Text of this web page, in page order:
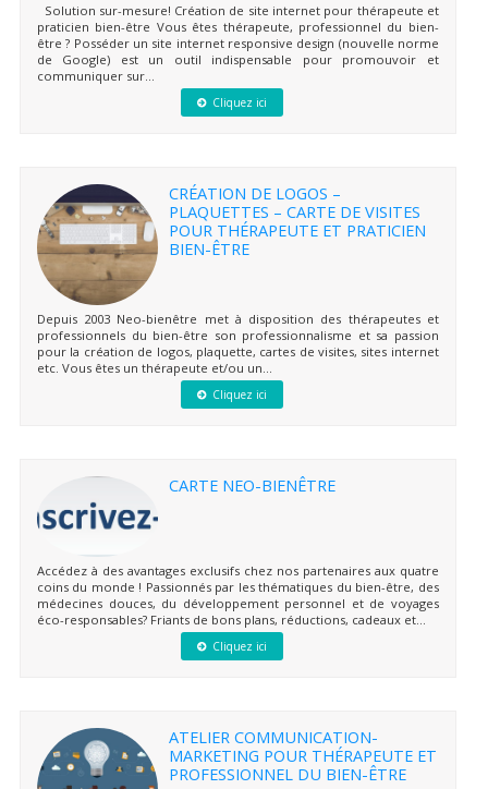
Solution sur-mesure! Création de site internet pour thérapeute et
praticien bien-être Vous êtes thérapeute, professionnel du bien-
être ? Posséder un site internet responsive design (nouvelle norme
de Google) est un outil indispensable pour promouvoir et
communiquer sur...
Cliquez ici
CRÉATION DE LOGOS –
PLAQUETTES – CARTE DE VISITES
POUR THÉRAPEUTE ET PRATICIEN
BIEN-ÊTRE
Depuis 2003 Neo-bienêtre met à disposition des thérapeutes et
professionnels du bien-être son professionnalisme et sa passion
pour la création de logos, plaquette, cartes de visites, sites internet
etc. Vous êtes un thérapeute et/ou un...
Cliquez ici
CARTE NEO-BIENÊTRE
Accédez à des avantages exclusifs chez nos partenaires aux quatre
coins du monde ! Passionnés par les thématiques du bien-être, des
médecines douces, du développement personnel et de voyages
éco-responsables? Friants de bons plans, réductions, cadeaux et...
Cliquez ici
ATELIER COMMUNICATION-
MARKETING POUR THÉRAPEUTE ET
PROFESSIONNEL DU BIEN-ÊTRE